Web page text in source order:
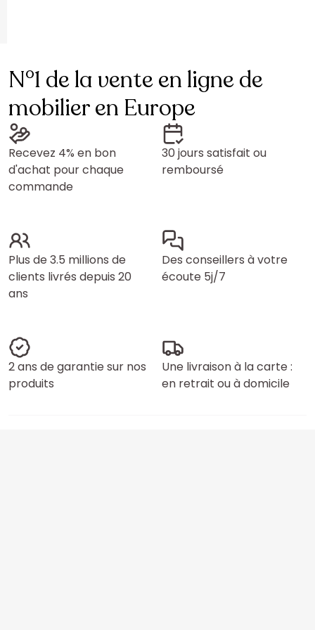
N°1 de la vente en ligne de
mobilier en Europe
Recevez 4% en bon
d'achat pour chaque
commande
30 jours satisfait ou
remboursé
Plus de 3.5 millions de
clients livrés depuis 20
ans
Des conseillers à votre
écoute 5j/7
2 ans de garantie sur nos
produits
Une livraison à la carte :
en retrait ou à domicile